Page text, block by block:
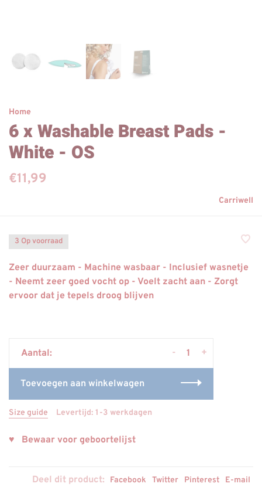
Home
6 x Washable Breast Pads -
White - OS
€11,99
Carriwell
3 Op voorraad
Zeer duurzaam - Machine wasbaar - Inclusief wasnetje
- Neemt zeer goed vocht op - Voelt zacht aan - Zorgt
ervoor dat je tepels droog blijven
Aantal: +
-
Toevoegen aan winkelwagen
Size guide Levertijd: 1-3 werkdagen
♥ Bewaar voor geboortelijst
Deel dit product: Facebook Twitter Pinterest E-mail